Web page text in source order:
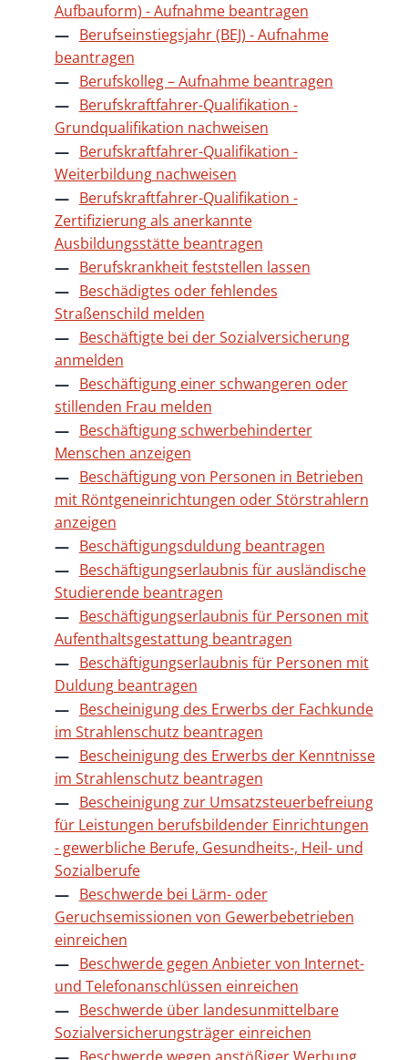
Aufbauform) - Aufnahme beantragen
Berufseinstiegsjahr (BEJ) - Aufnahme
beantragen
Berufskolleg – Aufnahme beantragen
Berufskraftfahrer-Qualifikation -
Grundqualifikation nachweisen
Berufskraftfahrer-Qualifikation -
Weiterbildung nachweisen
Berufskraftfahrer-Qualifikation -
Zertifizierung als anerkannte
Ausbildungsstätte beantragen
Berufskrankheit feststellen lassen
Beschädigtes oder fehlendes
Straßenschild melden
Beschäftigte bei der Sozialversicherung
anmelden
Beschäftigung einer schwangeren oder
stillenden Frau melden
Beschäftigung schwerbehinderter
Menschen anzeigen
Beschäftigung von Personen in Betrieben
mit Röntgeneinrichtungen oder Störstrahlern
anzeigen
Beschäftigungsduldung beantragen
Beschäftigungserlaubnis für ausländische
Studierende beantragen
Beschäftigungserlaubnis für Personen mit
Aufenthaltsgestattung beantragen
Beschäftigungserlaubnis für Personen mit
Duldung beantragen
Bescheinigung des Erwerbs der Fachkunde
im Strahlenschutz beantragen
Bescheinigung des Erwerbs der Kenntnisse
im Strahlenschutz beantragen
Bescheinigung zur Umsatzsteuerbefreiung
für Leistungen berufsbildender Einrichtungen
- gewerbliche Berufe, Gesundheits-, Heil- und
Sozialberufe
Beschwerde bei Lärm- oder
Geruchsemissionen von Gewerbebetrieben
einreichen
Beschwerde gegen Anbieter von Internet-
und Telefonanschlüssen einreichen
Beschwerde über landesunmittelbare
Sozialversicherungsträger einreichen